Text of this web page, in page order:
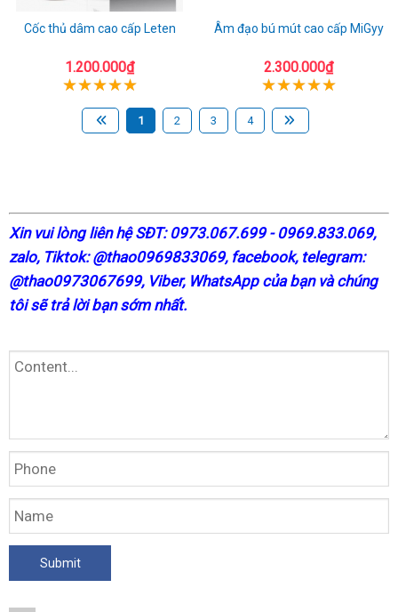
Cốc thủ dâm cao cấp Leten
1.200.000₫
Âm đạo bú mút cao cấp MiGyy
2.300.000₫
1 2 3 4
Xin vui lòng liên hệ SĐT: 0973.067.699 - 0969.833.069,
zalo, Tiktok: @thao0969833069, facebook, telegram:
@thao0973067699, Viber, WhatsApp của bạn và chúng
tôi sẽ trả lời bạn sớm nhất.